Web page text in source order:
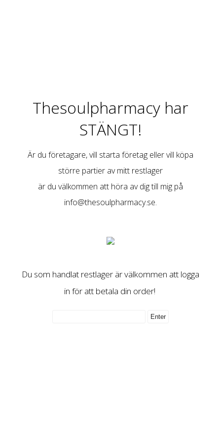
Thesoulpharmacy har
STÄNGT!
Är du företagare, vill starta företag eller vill köpa
större partier av mitt restlager
är du välkommen att höra av dig till mig på
info@thesoulpharmacy.se.
Du som handlat restlager är välkommen att logga
in för att betala din order!